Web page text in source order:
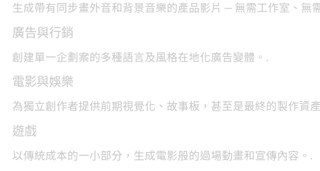
生成帶有同步畫外音和背景音樂的產品影片 — 無需工作室、無
廣告與行銷
創建單一企劃案的多種語言及風格在地化廣告變體。.
電影與娛樂
為獨立創作者提供前期視覺化、故事板，甚至是最終的製作資
遊戲
以傳統成本的一小部分，生成電影般的過場動畫和宣傳內容。.